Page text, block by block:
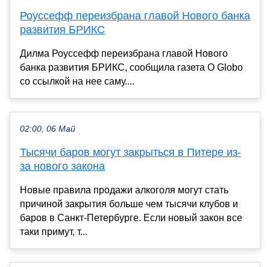
Роуссефф переизбрана главой Нового банка
развития БРИКС
Дилма Роуссефф переизбрана главой Нового
банка развития БРИКС, сообщила газета O Globo
со ссылкой на нее саму....
02:00, 06 Май
Тысячи баров могут закрыться в Питере из-
за нового закона
Новые правила продажи алкоголя могут стать
причиной закрытия больше чем тысячи клубов и
баров в Санкт-Петербурге. Если новый закон все
таки примут, т...